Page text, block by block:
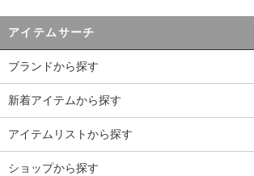
アイテムサーチ
ブランドから探す
新着アイテムから探す
アイテムリストから探す
ショップから探す